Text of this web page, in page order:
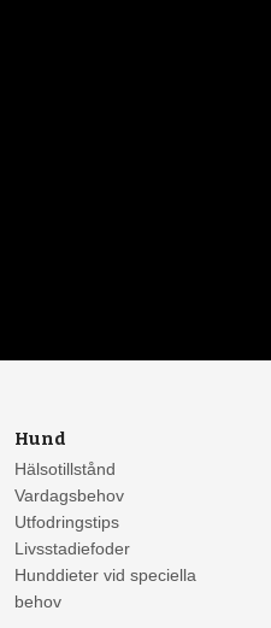
Hund
Hälsotillstånd
Vardagsbehov
Utfodringstips
Livsstadiefoder
Hunddieter vid speciella
behov